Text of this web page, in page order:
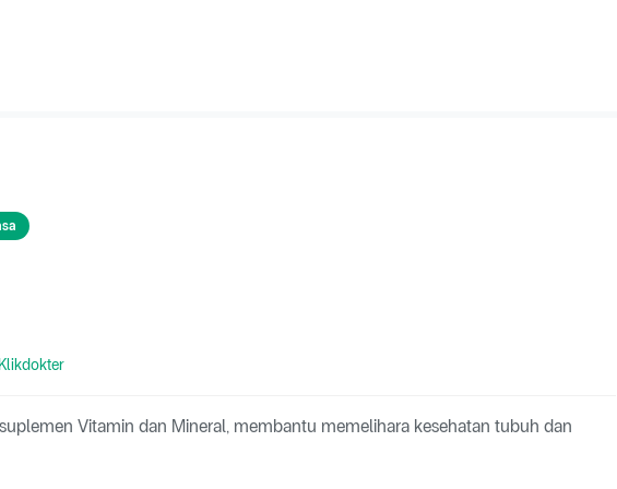
Vitamin dan Mineral, membantu memelihara kesehatan tubuh dan